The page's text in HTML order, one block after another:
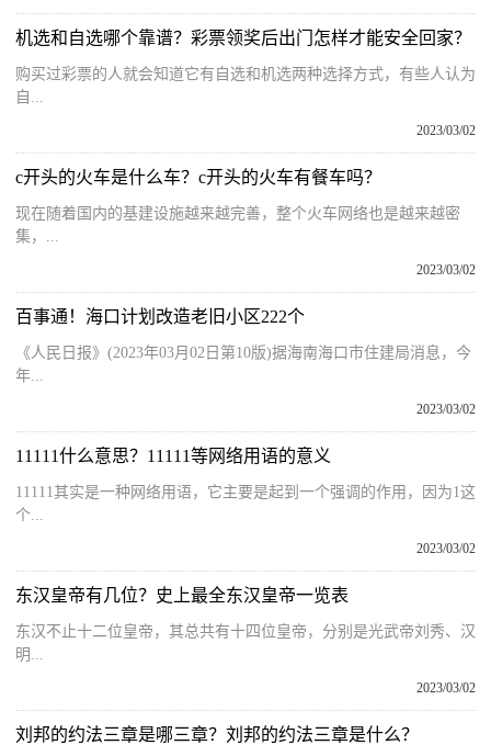
机选和自选哪个靠谱？彩票领奖后出门怎样才能安全回家？
购买过彩票的人就会知道它有自选和机选两种选择方式，有些人认为
自...
2023/03/02
c开头的火车是什么车？c开头的火车有餐车吗？
现在随着国内的基建设施越来越完善，整个火车网络也是越来越密
集，...
2023/03/02
百事通！海口计划改造老旧小区222个
《人民日报》(2023年03月02日第10版)据海南海口市住建局消息，今
年...
2023/03/02
11111什么意思？11111等网络用语的意义
11111其实是一种网络用语，它主要是起到一个强调的作用，因为1这
个...
2023/03/02
东汉皇帝有几位？史上最全东汉皇帝一览表
东汉不止十二位皇帝，其总共有十四位皇帝，分别是光武帝刘秀、汉
明...
2023/03/02
刘邦的约法三章是哪三章？刘邦的约法三章是什么？